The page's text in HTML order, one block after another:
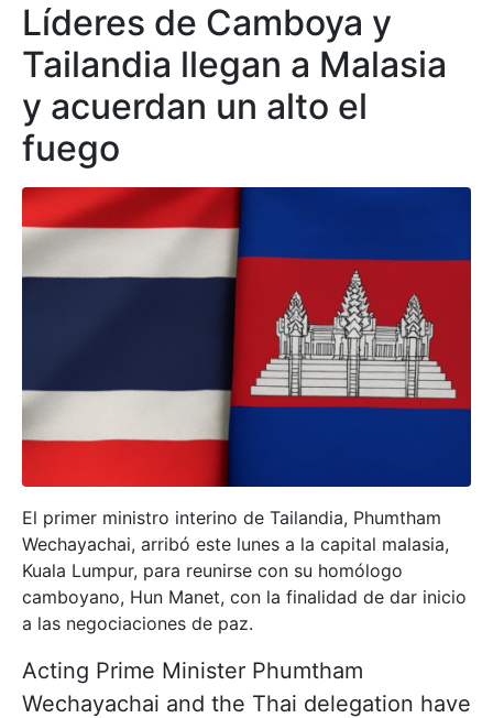
Líderes de Camboya y
Tailandia llegan a Malasia
y acuerdan un alto el
fuego
El primer ministro interino de Tailandia, Phumtham
Wechayachai, arribó este lunes a la capital malasia,
Kuala Lumpur, para reunirse con su homólogo
camboyano, Hun Manet, con la finalidad de dar inicio
a las negociaciones de paz.
Acting Prime Minister Phumtham
Wechayachai and the Thai delegation have